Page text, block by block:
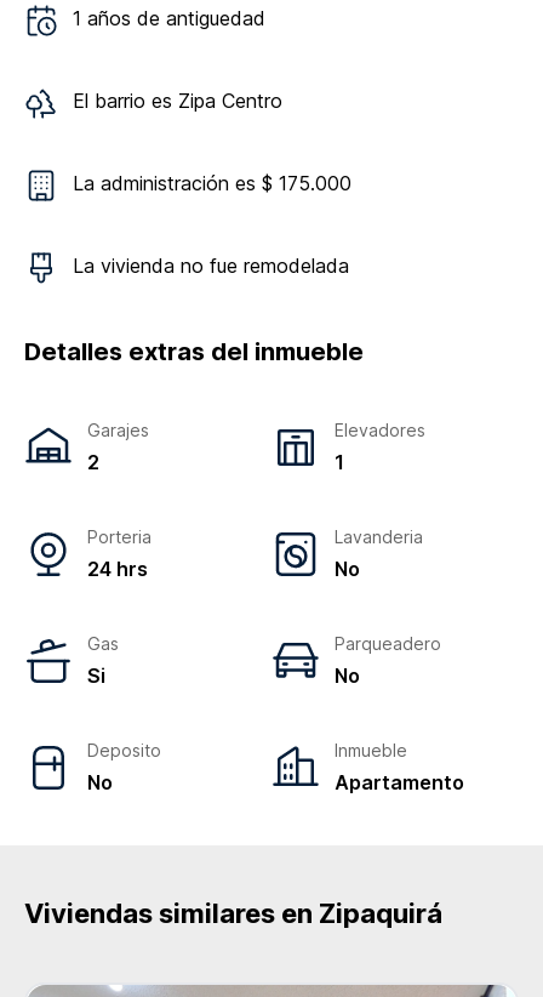
1 años de antiguedad
El barrio es Zipa Centro
La administración es $ 175.000
La vivienda no fue remodelada
Detalles extras del inmueble
Garajes
2
Elevadores
1
Porteria
24 hrs
Lavanderia
No
Gas
Si
Parqueadero
No
Deposito
No
Inmueble
Apartamento
Viviendas similares en Zipaquirá